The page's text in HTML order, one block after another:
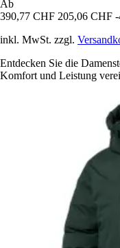
Ab
390,77 CHF 205,06 CHF
inkl. MwSt. zzgl.
Entdecken Sie die
Komfort und Leistung